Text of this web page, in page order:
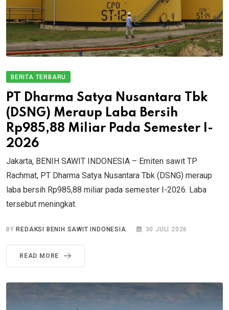
BERITA TERBARU
PT Dharma Satya Nusantara Tbk
(DSNG) Meraup Laba Bersih
Rp985,88 Miliar Pada Semester I-
2026
Jakarta, BENIH SAWIT INDONESIA – Emiten sawit TP
Rachmat, PT Dharma Satya Nusantara Tbk (DSNG) meraup
laba bersih Rp985,88 miliar pada semester I-2026. Laba
tersebut meningkat.
BY REDAKSI BENIH SAWIT INDONESIA 30 JULI 2026
READ MORE